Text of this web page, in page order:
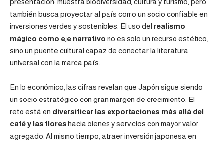
también busca proyectar al país como un socio confiable en
inversiones verdes y sostenibles. El uso del realismo
mágico como eje narrativo no es solo un recurso estético,
sino un puente cultural capaz de conectar la literatura
universal con la marca país.
En lo económico, las cifras revelan que Japón sigue siendo
un socio estratégico con gran margen de crecimiento. El
reto está en diversificar las exportaciones más allá del
café y las flores hacia bienes y servicios con mayor valor
agregado. Al mismo tiempo, atraer inversión japonesa en